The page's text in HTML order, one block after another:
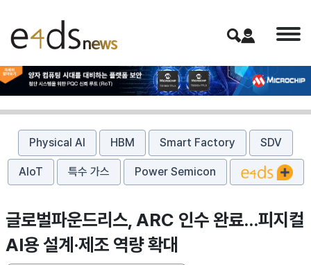
Physical AI HBM Smart Factory SDV
AIoT 특수 가스 Power Semicon
글로벌파운드리스, ARC 인수 완료…피지컬
AI용 설계·제조 역량 확대